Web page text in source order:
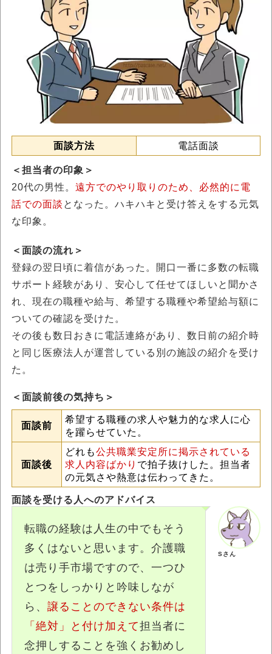
面談方法 電話面談
＜担当者の印象＞
20代の男性。 遠方でのやり取りのため、必然的に電
話での面談 となった。ハキハキと受け答えをする元気
な印象。
＜面談の流れ＞
登録の翌日頃に着信があった。開口一番に多数の転職
サポート経験があり、安心して任せてほしいと聞かさ
れ、現在の職種や給与、希望する職種や希望給与額に
ついての確認を受けた。
その後も数日おきに電話連絡があり、数日前の紹介時
と同じ医療法人が運営している別の施設の紹介を受け
た。
＜面談前後の気持ち＞
面談前
希望する職種の求人や魅力的な求人に心
を躍らせていた。
面談後
どれも公共職業安定所に掲示されている
求人内容ばかり で拍子抜けした。担当者
の元気さや熱意は伝わってきた。
面談を受ける人へのアドバイス
転職の経験は人生の中でもそう
多くはないと思います。介護職
は売り手市場ですので、一つひ
とつをしっかりと吟味しなが
ら、 譲ることのできない条件は
「絶対」と付け加えて担当者に
念押しすることを強くお勧めし
Sさん